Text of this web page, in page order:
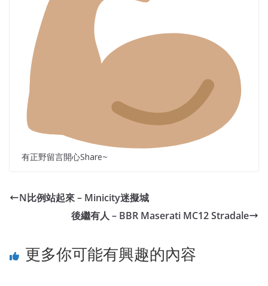
有正野留言開心Share~
N比例站起來 – Minicity迷擬城
後繼有人 – BBR Maserati MC12 Stradale
更多你可能有興趣的內容